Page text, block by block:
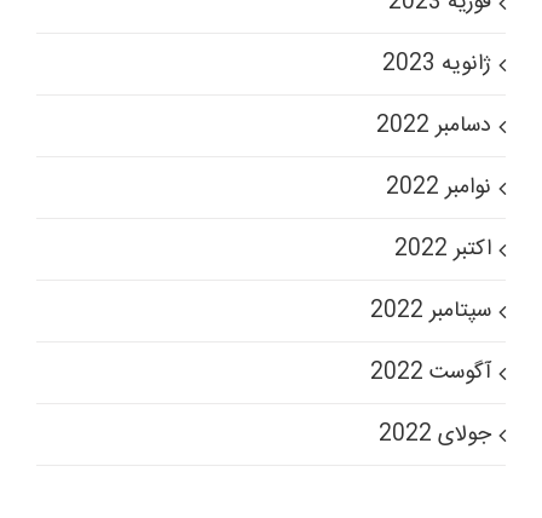
ژانویه 2023
دسامبر 2022
نوامبر 2022
اکتبر 2022
سپتامبر 2022
آگوست 2022
جولای 2022